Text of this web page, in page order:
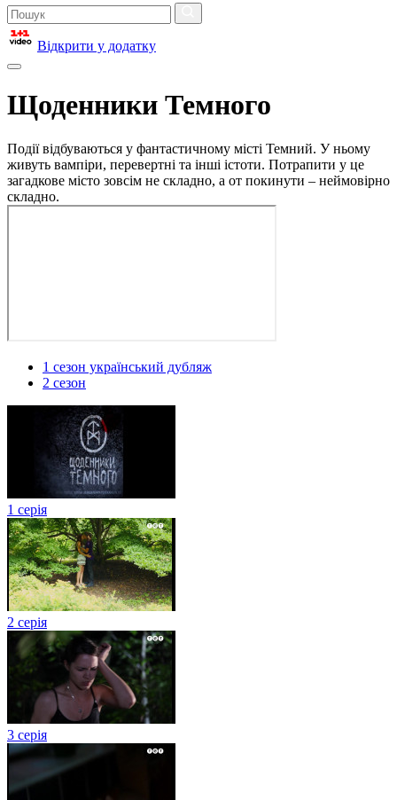
Відкрити у додатку
Щоденники Темного
Події відбуваються у фантастичному місті Темний. У ньому
живуть вампіри, перевертні та інші істоти. Потрапити у це
загадкове місто зовсім не складно, а от покинути – неймовірно
складно.
1 сезон український дубляж
2 сезон
1 серія
2 серія
3 серія